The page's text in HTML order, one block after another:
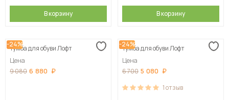
В корзину В корзину
-24%
Тумба для обуви Лофт
Цена
9 080 6 880
-24%
Тумба для обуви Лофт
Цена
6 700 5 080
1отзыв